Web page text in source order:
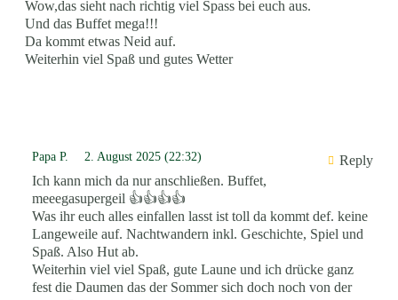
Wow,das sieht nach richtig viel Spass bei euch aus.
Und das Buffet mega!!!
Da kommt etwas Neid auf.
Weiterhin viel Spaß und gutes Wetter
Papa P. 2. August 2025 (22:32)
Reply
Ich kann mich da nur anschließen. Buffet,
meeegasupergeil 👍👍👍👍
Was ihr euch alles einfallen lasst ist toll da kommt def. keine
Langeweile auf. Nachtwandern inkl. Geschichte, Spiel und
Spaß. Also Hut ab.
Weiterhin viel viel Spaß, gute Laune und ich drücke ganz
fest die Daumen das der Sommer sich doch noch von der